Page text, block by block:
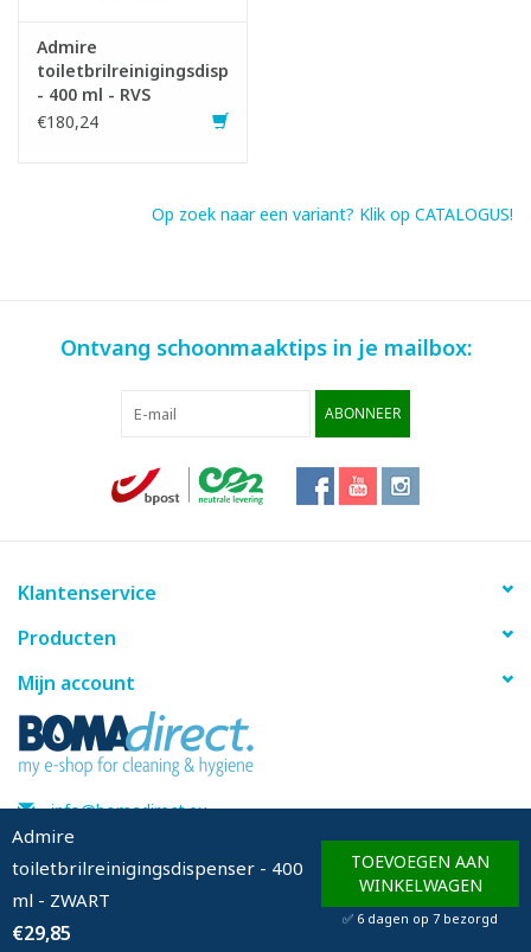
Admire
toiletbrilreinigingsdispenser - 400
ml - ZWART
€29,85
TOEVOEGEN AAN
WINKELWAGEN
✅ 6 dagen op 7 bezorgd
Admire
toiletbrilreinigingsdispenser
- 400 ml - RVS
€180,24
Op zoek naar een variant? Klik op CATALOGUS!
Ontvang schoonmaaktips in je mailbox:
ABONNEER
Klantenservice
Producten
Mijn account
info@bomadirect.eu
© Copyright 2026 BOMAdirect - Powered by